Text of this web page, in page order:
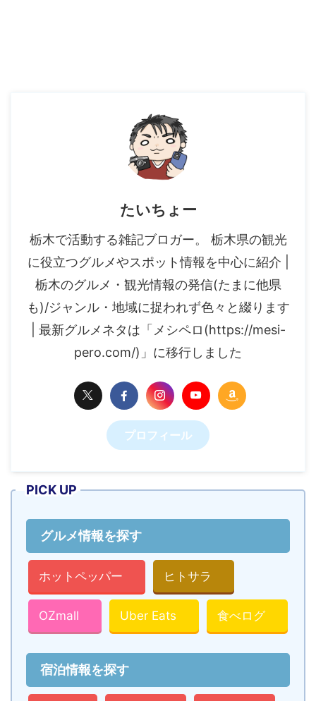
たいちょー
栃木で活動する雑記ブロガー。 栃木県の観光
に役立つグルメやスポット情報を中心に紹介 |
栃木のグルメ・観光情報の発信(たまに他県
も)/ジャンル・地域に捉われず色々と綴ります
| 最新グルメネタは「メシペロ(https://mesi-
pero.com/)」に移行しました
プロフィール
PICK UP
グルメ情報を探す
ホットペッパー ヒトサラ
OZmall Uber Eats 食べログ
宿泊情報を探す